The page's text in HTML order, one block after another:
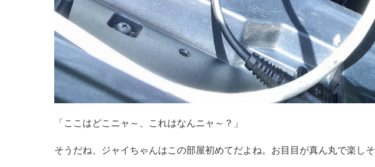
「ここはどこニャ～、これはなんニャ～？」
そうだね、ジャイちゃんはこの部屋初めてだよね。お目目が真ん丸で楽しそ